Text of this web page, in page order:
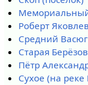
Роберт
Средний
Старая
Пётр
Сухое (на реке